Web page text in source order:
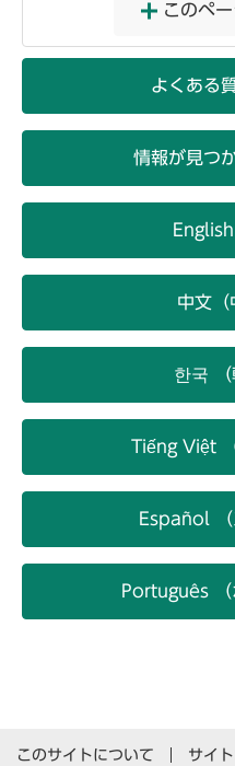
このペ
よくある
情報が見つ
English
中文（
한국 （
Tiếng Việt
Español （
Português （
このサイトについて
サイ